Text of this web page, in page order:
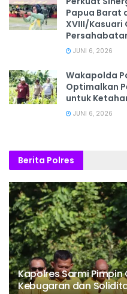
Papua Barat
XVIII/Kasuari
JUNI 6, 2026
Wakapolda
Optimalkan
untuk
JUNI 6, 2026
Berita Polres
Kapolres Sarmi
Kebugaran dan